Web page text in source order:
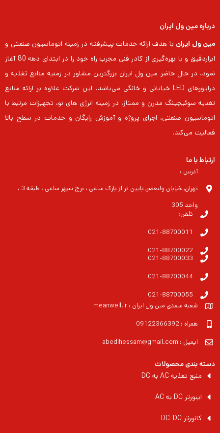
درباره مین ول ایران
مین ول ایران با هدف ارائه خدمات پیشرفته در زمینه اتوماسیون صنعتی و
ابزاردقیق و با بهره‌گیری از کادر فنی مجرب راه خود را در ابتدای دهه 80 آغاز
نمود. در حال حاضر مین ول ایران بزرگترین مشاور در زمنیه منابع تغذیه و
درایورهای LED خیابانی و خانگی می‌باشد. این شرکت علاوه بر ارائه منابع
تغذیه سوئیچینگ مدرن و ممتاز، در زمینه انرژی های نو، تجهیزات مرتبط با
اتوماسیون صنعتی، اجرای پروژه و آموزش رایگان و خدمات در سطح بالا
فعالیت می‌کند.
ارتباط با ما
آدرس :
تهران, خیابان ولیعصر, پایین تر از پارک ساعی ، برج سپهر ساعی ، طبقه 3 ،
واحد 305
تلفن:
021-88700011
021-88700022
021-88700033
021-88700044
021-88700055
شعبه سعدی مین ول ایران : meanwell.ir
همراه : 09122366392
ایمیل : abedihessam@gmail.com
دسته بندی محصولات
منبع تغذیه AC به DC
اینورتر DC به AC
کانورتر DC-DC